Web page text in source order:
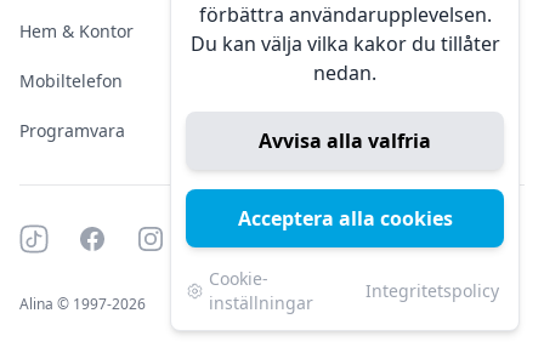
förbättra användarupplevelsen.
Du kan välja vilka kakor du tillåter
nedan.
Avvisa alla valfria
Acceptera alla cookies
Cookie-
inställningar
Integritetspolicy
Hem & Kontor
Mobiltelefon
Programvara
Konferens & Public Display
Sälja elektronik
Tiktok FacebookInstagram
Alina © 1997-2026